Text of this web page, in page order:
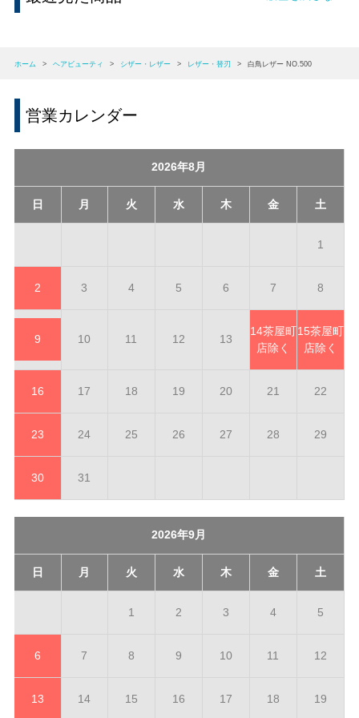
ホーム > ヘアビューティ > シザー・レザー > レザー・替刃 > 白鳥レザー NO.500
営業カレンダー
2026年8月
日 月 火 水 木 金 土
1
2 3 4 5 6 7 8
9 10 11 12 13
14茶屋町
店除く
15茶屋町
店除く
16 17 18 19 20 21 22
23 24 25 26 27 28 29
30 31
2026年9月
日 月 火 水 木 金 土
1 2 3 4 5
6 7 8 9 10 11 12
13 14 15 16 17 18 19